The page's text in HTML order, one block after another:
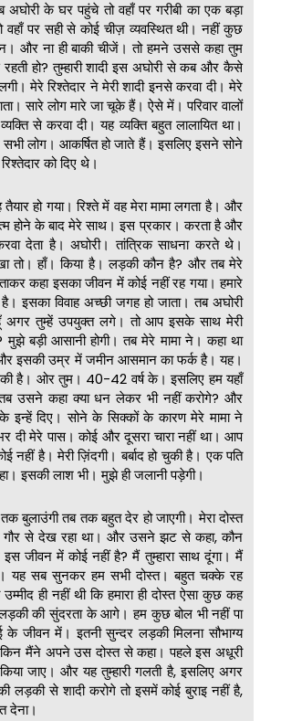
के घर पहुंचे तो वहाँ पर गरीबी का एक बड़ा
पर सही से कोई चीज़ व्यवस्थित थी। नहीं कुछ
और ना ही बाकी चीजें। तो हमने उससे कहा तुम
हो? तुम्हारी शादी इस अघोरी से कब और कैसे
मेरे रिश्तेदार ने मेरी शादी इनसे करवा दी। मेरे
सारे लोग मारे जा चूके हैं। ऐसे में। परिवार वालों
से करवा दी। यह व्यक्ति बहुत लालायित था।
लोग। आकर्षित हो जाते हैं। इसलिए इसने सोने
को दिए थे।
हो गया। रिश्ते में वह मेरा मामा लगता है। और
होने के बाद मेरे साथ। इस प्रकार। करता है और
देता है। अघोरी। तांत्रिक साधना करते थे।
तो। हाँ। किया है। लड़की कौन है? और तब मेरे
कहा इसका जीवन में कोई नहीं रह गया। हमारे
है। इसका विवाह अच्छी जगह हो जाता। तब अघोरी
अगर तुम्हें उपयुक्त लगे। तो आप इसके साथ मेरी
बड़ी आसानी होगी। तब मेरे मामा ने। कहा था
इसकी उम्र में जमीन आसमान का फर्क है। यह।
है। ओर तुम। 40-42 वर्ष के। इसलिए हम यहाँ
उसने कहा क्या धन लेकर भी नहीं करोगे? और
इन्हें दिए। सोने के सिक्कों के कारण मेरे मामा ने
दी मेरे पास। कोई और दूसरा चारा नहीं था। आप
नहीं है। मेरी ज़िंदगी। बर्बाद हो चुकी है। एक पति
इसकी लाश भी। मुझे ही जलानी पड़ेगी।
बुलाउंगी तब तक बहुत देर हो जाएगी। मेरा दोस्त
से देख रहा था। और उसने झट से कहा, कौन
इस जीवन में कोई नहीं है? मैं तुम्हारा साथ दूंगा। मैं
यह सब सुनकर हम सभी दोस्त। बहुत चक्के रह
ही नहीं थी कि हमारा ही दोस्त ऐसा कुछ कह
की सुंदरता के आगे। हम कुछ बोल भी नहीं पा
जीवन में। इतनी सुन्दर लड़की मिलना सौभाग्य
मैंने अपने उस दोस्त से कहा। पहले इस अधूरी
जाए। और यह तुम्हारी गलती है, इसलिए अगर
लड़की से शादी करोगे तो इसमें कोई बुराइ नहीं है,
देना।